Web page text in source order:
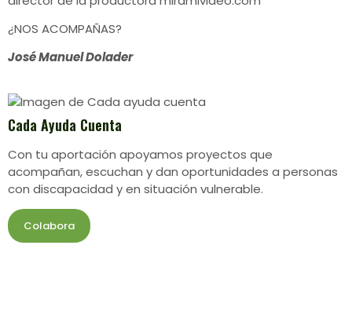
¿NOS ACOMPAÑAS?
José Manuel Dolader
Cada Ayuda Cuenta
Con tu aportación apoyamos proyectos que
acompañan, escuchan y dan oportunidades a personas
con discapacidad y en situación vulnerable.
Colabora